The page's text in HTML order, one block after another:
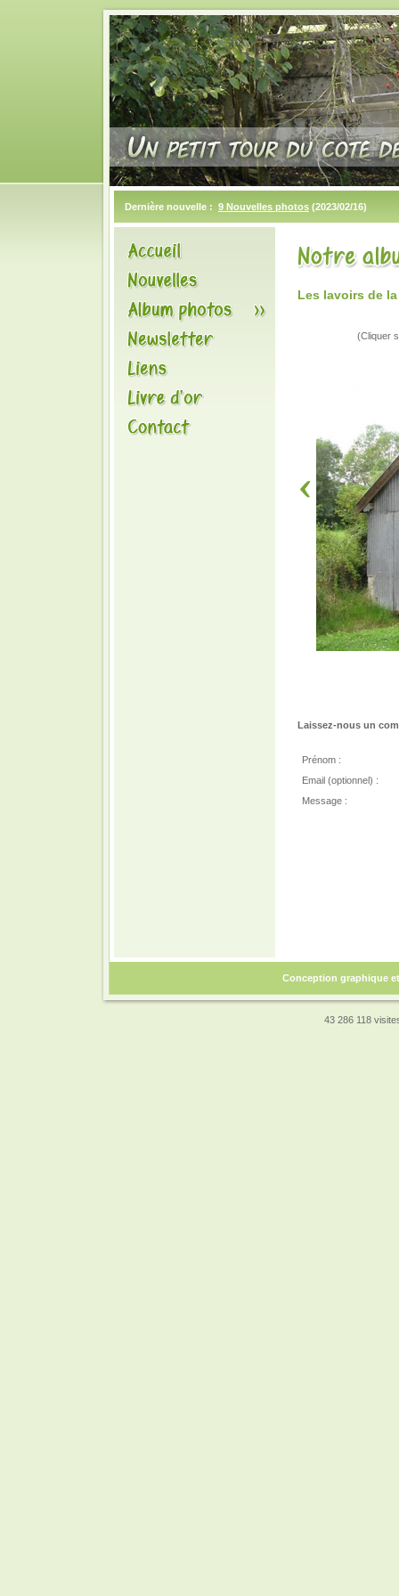
Dernière nouvelle : 9 Nouvelles photos (2023/02/16)
Les lavoirs de
(Cliquer
Laissez-nous un
Prénom :
Email (optionnel) :
Message :
Conception graphique
43 286 118